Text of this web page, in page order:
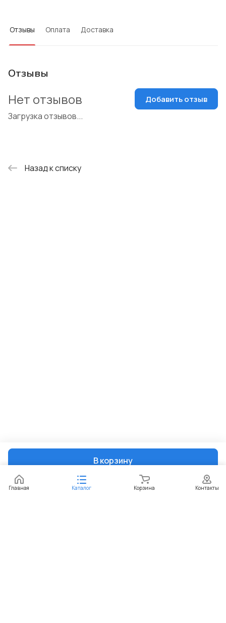
В корзину
Отзывы Оплата Доставка
Отзывы
Загрузка отзывов...
Нет отзывов Добавить отзыв
Назад к списку
Главная Каталог Корзина Контакты